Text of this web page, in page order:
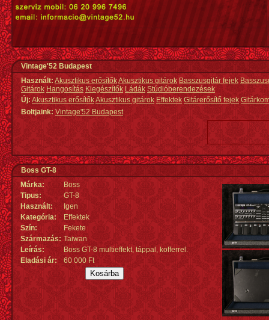
Vintage'52 Budapest
Használt: Akusztikus erősítőkAkusztikus gitárok Basszusgitár fejek
Gitárok Hangosítás Kiegészítők Ládák Stúdióberendezések
Új:Akusztikus erősítőkAkusztikus gitárok Effektek Gitárerősítő fejek
Boltjaink: Vintage'52 Budapest
Boss GT-8
Márka:
Boss
Tipus:
GT-8
Használt:
Igen
Kategória:
Effektek
Szín:
Fekete
Származás: Taiwan
Leírás:
Boss GT-8 multieffekt, táppal, kofferrel.
Eladási ár:
60 000 Ft